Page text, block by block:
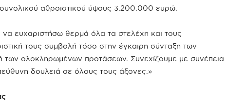
αθροιστικού ύψους 3.200.000 ευρώ.
ευχαριστήσω θερμά όλα τα στελέχη και τους
τους συμβολή τόσο στην έγκαιρη σύνταξη των
των ολοκληρωμένων προτάσεων. Συνεχίζουμε με συνέπεια
δουλειά σε όλους τους άξονες.»